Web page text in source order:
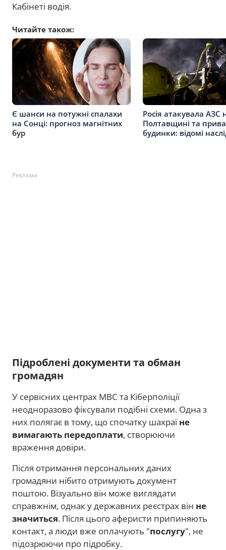
Кабінеті водія.
Читайте також:
Є шанси на потужні спалахи
на Сонці: прогноз магнітних
бур
Росія атакувала АЗС
Полтавщині та
будинки: відомі
Реклама
Підроблені документи та обман
громадян
У сервісних центрах МВС та Кіберполіції
неодноразово фіксували подібні схеми. Одна з
них полягає в тому, що спочатку шахраїне
вимагають передоплати, створюючи
враження довіри.
Після отримання персональних даних
громадяни нібито отримують документ
поштою. Візуально він може виглядати
справжнім, однак у державних реєстрах він не
значиться. Після цього аферисти припиняють
контакт, а люди вже оплачують "послугу", не
підозрюючи про підробку.